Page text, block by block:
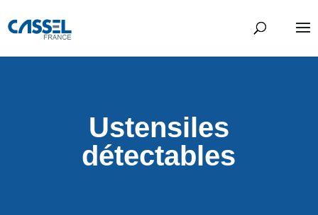
Ustensiles
détectables